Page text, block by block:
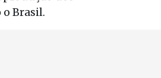
Brasil.